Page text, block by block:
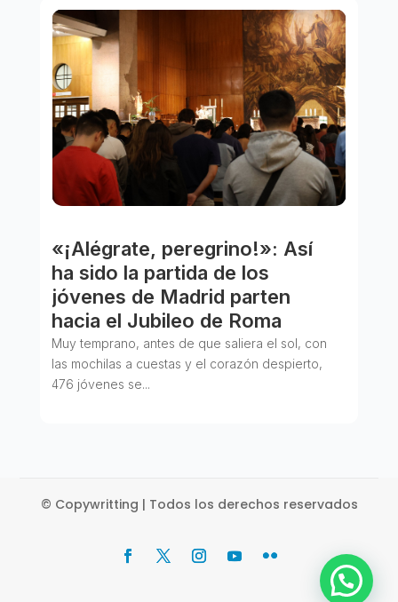
«¡Alégrate, peregrino!»: Así
ha sido la partida de los
jóvenes de Madrid parten
hacia el Jubileo de Roma
Muy temprano, antes de que saliera el sol, con
las mochilas a cuestas y el corazón despierto,
476 jóvenes se...
© Copywritting | Todos los derechos reservados